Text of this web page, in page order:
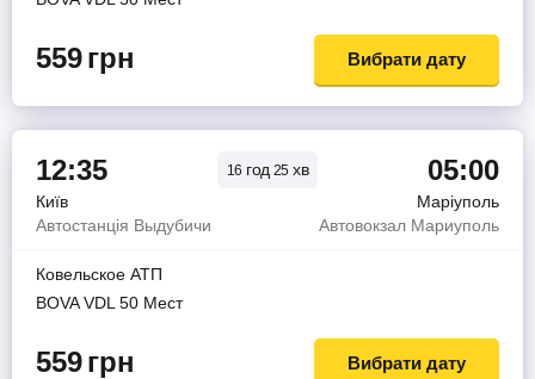
559грн Вибрати дату
12:35 16 год 25 хв 05:00
Київ
Маріуполь
Автостанція Выдубичи
Автовокзал Мариуполь
Ковельское АТП
BOVA VDL 50 Мест
559грн Вибрати дату